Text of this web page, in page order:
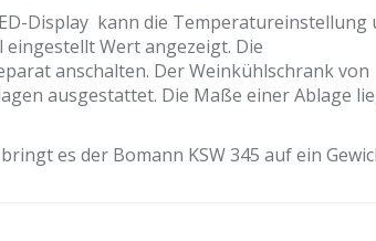
Display kann die Temperatureinstellung
Wert angezeigt. Die
anschalten. Der Weinkühlschrank von
ausgestattet. Die Maße einer Ablage
es der Bomann KSW 345 auf ein